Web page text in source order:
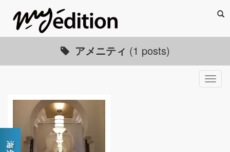
アメニティ (1 posts)